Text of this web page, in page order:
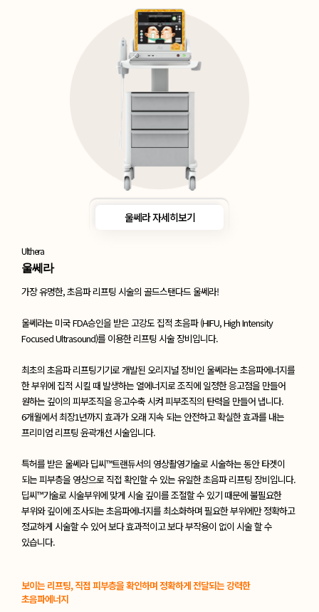
울쎄라 자세히보기
Ulthera
울쎄라
가장 유명한, 초음파 리프팅 시술의 골드스탠다드 울쎄라!
울쎄라는 미국 FDA승인을 받은고강도 집적 초음파 (HIFU, High Intensity
Focused Ultrasound)를 이용한 리프팅 시술 장비입니다.
최초의 초음파 리프팅기기로 개발된 오리지널 장비인 울쎄라는 초음파에너지를
한 부위에 집적 시킬 때 발생하는 열에너지로 조직에 일정한 응고점을 만들어
원하는 깊이의 피부조직을 응고수축 시켜 피부조직의 탄력을 만들어 냅니다.
6개월에서 최장1년까지 효과가 오래 지속 되는 안전하고 확실한 효과를 내는
프리미엄 리프팅 윤곽개선 시술입니다.
특허를 받은 울쎄라 딥씨™트랜듀서의 영상촬영기술로 시술하는 동안 타겟이
되는 피부층을 영상으로 직접 확인할 수 있는 유일한 초음파 리프팅 장비입니다.
딥씨™기술로 시술부위에 맞게 시술 깊이를 조절할 수 있기 때문에 불필요한
부위와 깊이에 조사되는 초음파에너지를 최소화하며 필요한 부위에만 정확하고
정교하게 시술할 수 있어 보다 효과적이고 보다 부작용이 없이 시술 할 수
있습니다.
보이는 리프팅, 직접 피부층을 확인하며 정확하게 전달되는 강력한
초음파에너지